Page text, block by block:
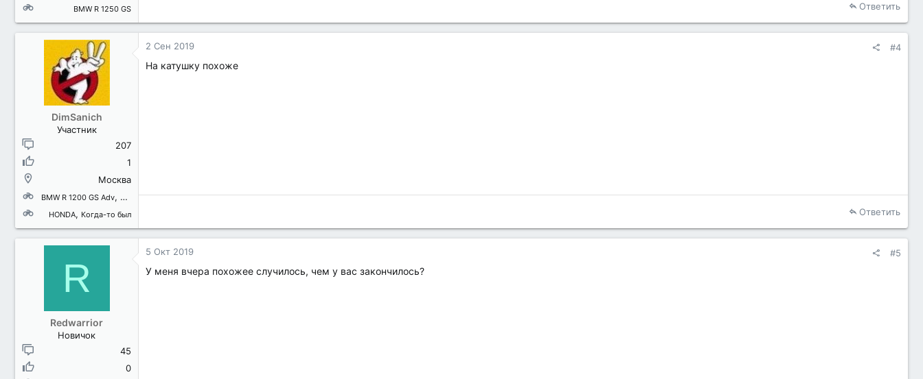
BMW R 1250 GS
Ответить
DimSanich
Участник
207
1
Москва
BMW R 1200 GS Adv
BMW K 1600 GT
HONDA
Когда-то был
2 Сен 2019 #4
На катушку похоже
Ответить
R
Redwarrior
Новичок
45
0
5 Окт 2019 #5
У меня вчера похожее случилось, чем у вас закончилось?